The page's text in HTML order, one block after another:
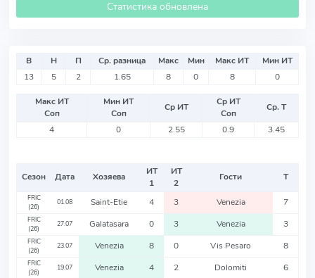
Статистика обновлена
В Н П Ср. разница Макс Мин Макс ИТ
Мин ИТ
13
5 2 1.65 8 0 8 0
Макс ИТ
Соп
Мин ИТ
Соп
Ср ИТ
Ср ИТ
Соп
Ср. Т
4
0 2.55 0.9 3.45
Сезон Дата Хозяева
ИТ
1
ИТ
2
Гости Т
FRIC
(26)
01.08 Saint-Etie 4 3 Venezia 7
FRIC
(26)
27.07 Galatasara 0 3 Venezia 3
FRIC
(26)
23.07 Venezia 8 0 Vis Pesaro 8
FRIC
(26)
19.07 Venezia 4 2 Dolomiti 6